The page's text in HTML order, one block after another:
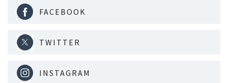
FACEBOOK
TWITTER
INSTAGRAM